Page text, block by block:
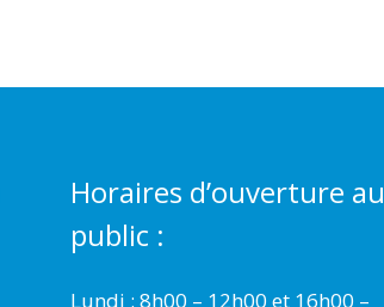
Horaires d’ouverture au
public :
Lundi : 8h00 – 12h00 et 16h00 –